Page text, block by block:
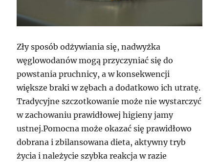
Zły sposób odżywiania się, nadwyżka
węglowodanów mogą przyczyniać się do
powstania pruchnicy, a w konsekwencji
większe braki w zębach a dodatkowo ich utratę.
Tradycyjne szczotkowanie może nie wystarczyć
w zachowaniu prawidłowej higieny jamy
ustnej.Pomocna może okazać się prawidłowo
dobrana i zbilansowana dieta, aktywny tryb
życia i należycie szybka reakcja w razie